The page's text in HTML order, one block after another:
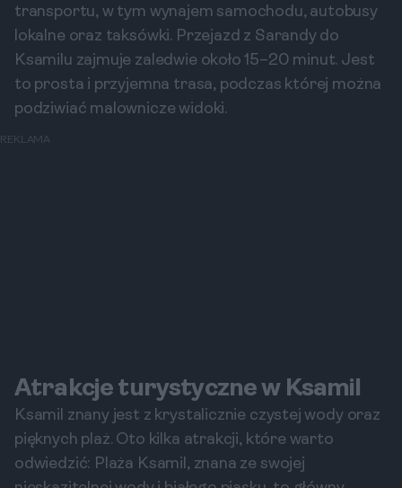
transportu, w tym wynajem samochodu, autobusy
lokalne oraz taksówki. Przejazd z Sarandy do
Ksamilu zajmuje zaledwie około 15–20 minut. Jest
to prosta i przyjemna trasa, podczas której można
podziwiać malownicze widoki.
REKLAMA
Atrakcje turystyczne w Ksamil
Ksamil znany jest z krystalicznie czystej wody oraz
pięknych plaż. Oto kilka atrakcji, które warto
odwiedzić: Plaża Ksamil, znana ze swojej